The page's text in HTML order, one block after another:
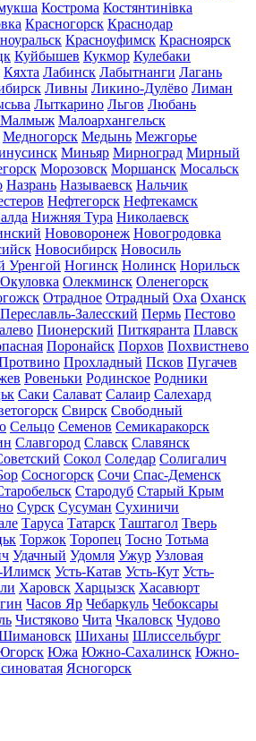
Кострома Костянтинівка
Красногорск Краснодар
Красноуфимск Красноярск
Куйбышев Кукмор Кулебаки
Кяхта Лабинск Лабытнанги Лагань
Ливны Ликино-Дулёво Лиман
Лыткарино Льгов Любань
Малмыж Малоархангельск
Медногорск Медынь Межгорье
Миньяр Мирноград Мирный
Морозовск Моршанск Мосальск
Назрань Называевск Нальчик
Нефтегорск Нефтекамск
Нижняя Тура Николаевск
Нововоронеж Новогродовка
Новосибирск Новосиль
Уренгой Ногинск Нолинск Норильск
Окуловка Олекминск Оленегорск
Отрадное Отрадный Оха Оханск
Переславль-Залесский Пермь Пестово
Пионерский Питкяранта Плавск
Поронайск Порхов Похвистнево
Прохладный Псков Пугачев
Ровеньки Родинское Родники
Саки Салават Салаир Салехард
Свирск Свободный
Сельцо Семенов Семикаракорск
Славгород Славск Славянск
Сокол Соледар Солигалич
Сосногорск Сочи Спас-Деменск
Стародуб Старый Крым
Сурск Сусуман Сухиничи
Таруса Татарск Таштагол Тверь
Торжок Торопец Тосно Тотьма
Удачный Удомля Ужур Узловая
Илимск Усть-Катав Усть-Кут Усть-
Харовск Харцызск Хасавюрт
Часов Яр Чебаркуль Чебоксары
Чистяково Чита Чкаловск Чудово
Шиханы Шлиссельбург
Южа Южно-Сахалинск Южно-
Ясногорск